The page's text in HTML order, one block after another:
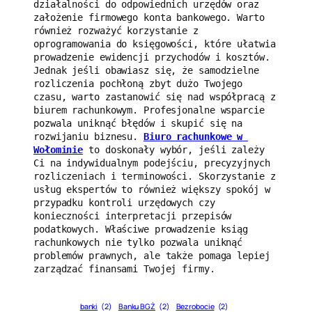
działalności do odpowiednich urzędów oraz
założenie firmowego konta bankowego. Warto
również rozważyć korzystanie z
oprogramowania do księgowości, które ułatwia
prowadzenie ewidencji przychodów i kosztów.
Jednak jeśli obawiasz się, że samodzielne
rozliczenia pochłoną zbyt dużo Twojego
czasu, warto zastanowić się nad współpracą z
biurem rachunkowym. Profesjonalne wsparcie
pozwala uniknąć błędów i skupić się na
rozwijaniu biznesu. Biuro rachunkowe w
Wołominie to doskonały wybór, jeśli zależy
Ci na indywidualnym podejściu, precyzyjnych
rozliczeniach i terminowości. Skorzystanie z
usług ekspertów to również większy spokój w
przypadku kontroli urzędowych czy
konieczności interpretacji przepisów
podatkowych. Właściwe prowadzenie ksiąg
rachunkowych nie tylko pozwala uniknąć
problemów prawnych, ale także pomaga lepiej
zarządzać finansami Twojej firmy.
banki (2) Banku BGŻ (2) Bezrobocie (2)